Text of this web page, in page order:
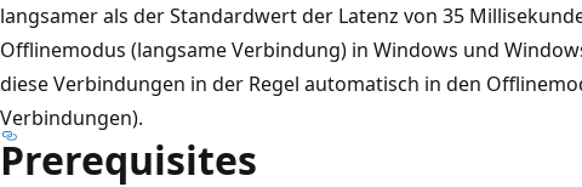
langsamer als der Standardwert der Latenz von 35
Offlinemodus (langsame Verbindung) in Windows und
diese Verbindungen in der Regel automatisch in den
Verbindungen).
Prerequisites